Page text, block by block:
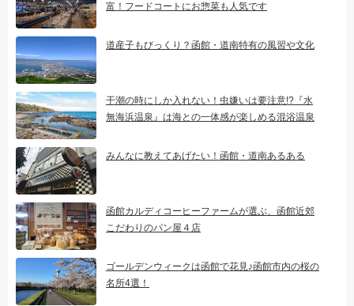
富！フードコートにお惣菜も人気です
道産子もびっくり？函館・道南特有の風習や文化
干潮の時にしか入れない！虫嫌いは要注意!?『水
無海浜温泉』は海との一体感が楽しめる混浴温泉
みんなに教えてあげたい！函館・道南あるある
函館カルディコーヒーファームが選ぶ、函館近郊
こだわりのパン屋４店
ゴールデンウィークは函館で花見♪函館市内の桜の
名所4選！